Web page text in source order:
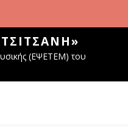
(ΕΨΕΤΕΜ) του